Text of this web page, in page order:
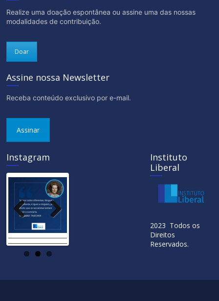
Realize uma doação espontânea ou assine uma das nossas
modalidades de contribuição.
Doar
Assine nossa Newsletter
Receba conteúdo exclusivo por e-mail.
Assinar
Instagram
ous
Instituto
Liberal
2023 Todos os
Direitos
Reservados.